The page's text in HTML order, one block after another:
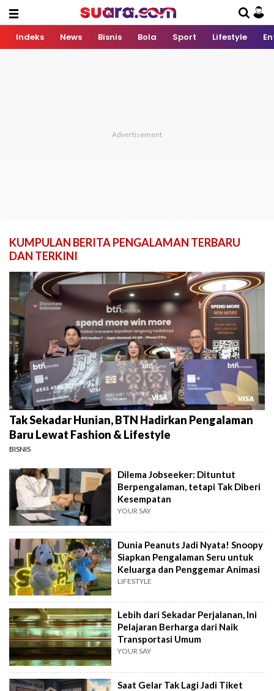
Indeks News Bisnis Bola Sport Lifestyle
KUMPULAN BERITA PENGALAMAN TERBARU
DAN TERKINI
Tak Sekadar Hunian, BTN Hadirkan Pengalaman
Baru Lewat Fashion & Lifestyle
BISNIS
Dilema Jobseeker: Dituntut
Berpengalaman, tetapi Tak Diberi
Kesempatan
YOUR SAY
Dunia Peanuts Jadi Nyata! Snoopy
Siapkan Pengalaman Seru untuk
Keluarga dan Penggemar Animasi
LIFESTYLE
Lebih dari Sekadar Perjalanan, Ini
Pelajaran Berharga dari Naik
Transportasi Umum
YOUR SAY
Saat Gelar Tak Lagi Jadi Tiket